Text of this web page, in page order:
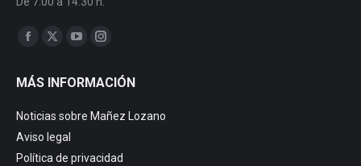
Encuéntranos en:
opens
in
new
window
opens
new
window
YouTube
opens
window
Instagram
opens
in
window
MÁS INFORMACIÓN
Noticias sobre Mañez Lozano
Aviso legal
Política de privacidad